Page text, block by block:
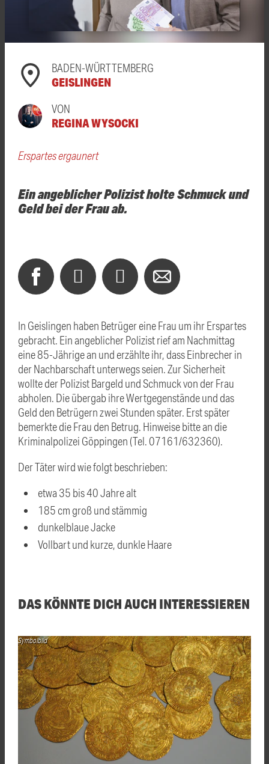
BADEN-WÜRTTEMBERG
GEISLINGEN
VON
REGINA WYSOCKI
Erspartes ergaunert
Ein angeblicher Polizist holte Schmuck und
Geld bei der Frau ab.
In Geislingen haben Betrüger eine Frau um ihr Erspartes
gebracht. Ein angeblicher Polizist rief am Nachmittag
eine 85-Jährige an und erzählte ihr, dass Einbrecher in
der Nachbarschaft unterwegs seien. Zur Sicherheit
wollte der Polizist Bargeld und Schmuck von der Frau
abholen. Die übergab ihre Wertgegenstände und das
Geld den Betrügern zwei Stunden später. Erst später
bemerkte die Frau den Betrug. Hinweise bitte an die
Kriminalpolizei Göppingen (Tel. 07161/632360).
Der Täter wird wie folgt beschrieben:
etwa 35 bis 40 Jahre alt
185 cm groß und stämmig
dunkelblaue Jacke
Vollbart und kurze, dunkle Haare
DAS KÖNNTE DICH AUCH INTERESSIEREN
Symbolbild